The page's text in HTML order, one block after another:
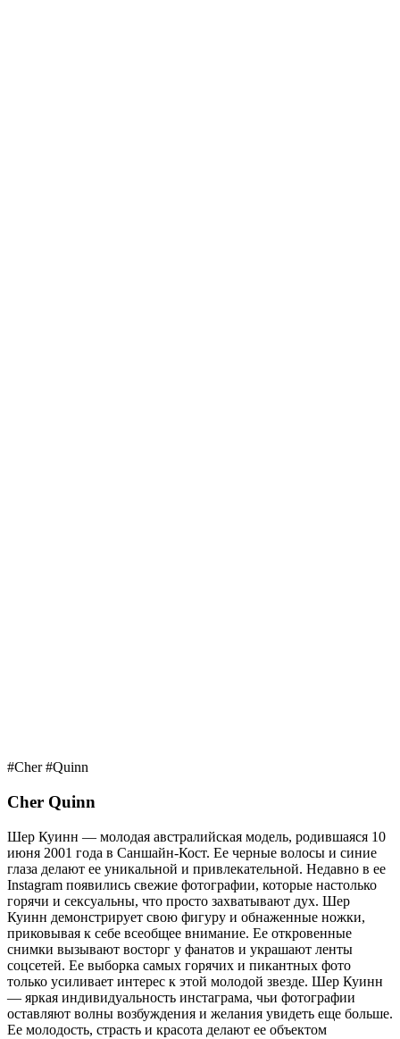
#Cher #Quinn
Cher Quinn
Шер Куинн — молодая австралийская модель, родившаяся 10
июня 2001 года в Саншайн-Кост. Ее черные волосы и синие
глаза делают ее уникальной и привлекательной. Недавно в ее
Instagram появились свежие фотографии, которые настолько
горячи и сексуальны, что просто захватывают дух. Шер
Куинн демонстрирует свою фигуру и обнаженные ножки,
приковывая к себе всеобщее внимание. Ее откровенные
снимки вызывают восторг у фанатов и украшают ленты
соцсетей. Ее выборка самых горячих и пикантных фото
только усиливает интерес к этой молодой звезде. Шер Куинн
— яркая индивидуальность инстаграма, чьи фотографии
оставляют волны возбуждения и желания увидеть еще больше.
Ее молодость, страсть и красота делают ее объектом